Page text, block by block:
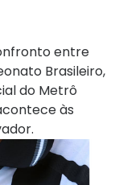
entre
Brasileiro,
do Metrô
às